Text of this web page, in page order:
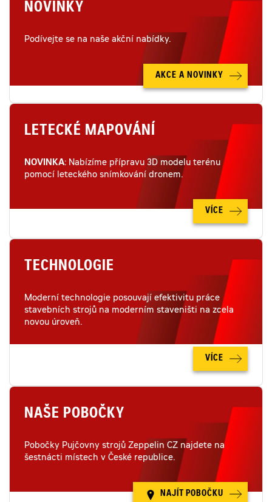
NOVINKY
Podívejte se na naše akční nabídky.
AKCE A NOVINKY
LETECKÉ MAPOVÁNÍ
NOVINKA: Nabízíme přípravu 3D modelu terénu
pomocí leteckého snímkování dronem.
VÍCE
TECHNOLOGIE
Moderní technologie posouvají efektivitu práce
stavebních strojů na moderním staveništi na zcela
novou úroveň.
VÍCE
NAŠE POBOČKY
Pobočky Pujčovny strojů Zeppelin CZ najdete na
šestnácti místech v České republice.
NAJÍT POBOČKU